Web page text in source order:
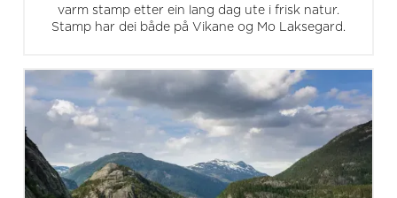
varm stamp etter ein lang dag ute i frisk natur.
Stamp har dei både på Vikane og Mo Laksegard.